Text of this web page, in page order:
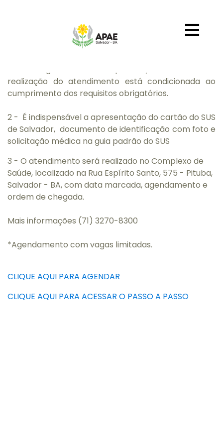
realização do atendimento está condicionada ao
cumprimento dos requisitos obrigatórios.
2 - É indispensável a apresentação do cartão do SUS
de Salvador, documento de identificação com foto e
solicitação médica na guia padrão do SUS
3 - O atendimento será realizado no Complexo de
Saúde, localizado na Rua Espírito Santo, 575 - Pituba,
Salvador - BA, com data marcada, agendamento e
ordem de chegada.
Mais informações (71) 3270-8300
*Agendamento com vagas limitadas.
CLIQUE AQUI PARA AGENDAR
CLIQUE AQUI PARA ACESSAR O PASSO A PASSO